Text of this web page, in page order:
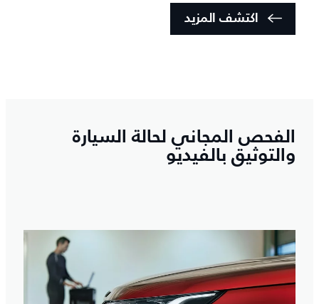
اكتشف المزيد
الفحص المجاني لحالة السيارة
والتوثيق بالفيديو